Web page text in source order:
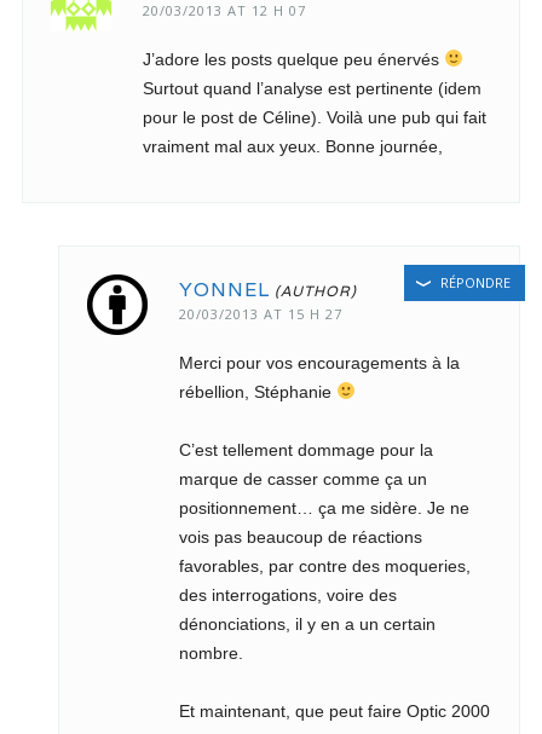
20/03/2013 AT 12 H 07
J’adore les posts quelque peu énervés
Surtout quand l’analyse est pertinente (idem
pour le post de Céline). Voilà une pub qui fait
vraiment mal aux yeux. Bonne journée,
YONNEL
20/03/2013 AT 15 H 27
Merci pour vos encouragements à la
rébellion, Stéphanie
C’est tellement dommage pour la
marque de casser comme ça un
positionnement… ça me sidère. Je ne
vois pas beaucoup de réactions
favorables, par contre des moqueries,
des interrogations, voire des
dénonciations, il y en a un certain
nombre.
Et maintenant, que peut faire Optic 2000
RÉPONDRE